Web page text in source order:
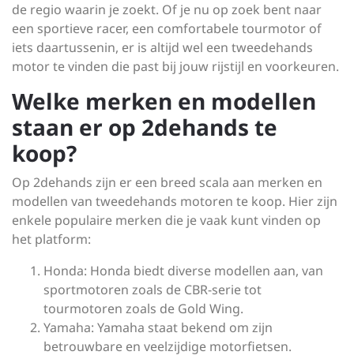
de regio waarin je zoekt. Of je nu op zoek bent naar
een sportieve racer, een comfortabele tourmotor of
iets daartussenin, er is altijd wel een tweedehands
motor te vinden die past bij jouw rijstijl en voorkeuren.
Welke merken en modellen
staan er op 2dehands te
koop?
Op 2dehands zijn er een breed scala aan merken en
modellen van tweedehands motoren te koop. Hier zijn
enkele populaire merken die je vaak kunt vinden op
het platform:
Honda: Honda biedt diverse modellen aan, van
sportmotoren zoals de CBR-serie tot
tourmotoren zoals de Gold Wing.
Yamaha: Yamaha staat bekend om zijn
betrouwbare en veelzijdige motorfietsen.